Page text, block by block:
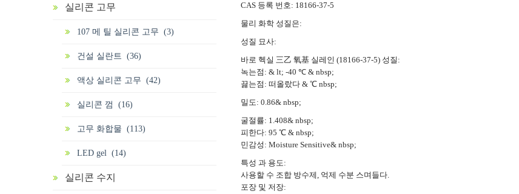
CAS 등록 번호: 18166-37-5
물리 화학 성질은:
성질 묘사:
바로 헥실 三乙 氧基 실레인 (18166-37-5) 성질:
녹는점: & lt; -40 ℃ & nbsp;
끓는점: 떠올랐다 & ℃ nbsp;
밀도: 0.86& nbsp;
굴절률: 1.408& nbsp;
피한다: 95 ℃ & nbsp;
민감성: Moisture Sensitive& nbsp;
특성 과 용도:
사용할 수 조합 방수제, 억제 수분 스며들다.
포장 및 저장:
실리콘 고무
107 메 틸 실리콘 고무 (3)
건설 실란트 (36)
액상 실리콘 고무 (42)
실리콘 껌 (16)
고무 화합물 (113)
LED gel (14)
실리콘 수지